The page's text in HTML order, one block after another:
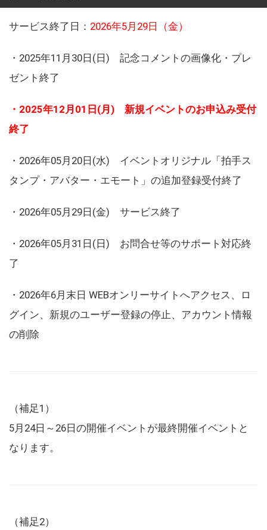
サービス終了日： 2026年5月29日（金）
・2025年11月30日(日) 記念コメントの画像化・プレ
ゼント終了
・2025年12月01日(月) 新規イベントのお申込み受付
終了
・2026年05月20日(水) イベントオリジナル「拍手ス
タンプ・アバター・エモート」の追加登録受付終了
・2026年05月29日(金) サービス終了
・2026年05月31日(日) お問合せ等のサポート対応終
了
・2026年6月末日 WEBオンリーサイトへアクセス、ロ
グイン、新規のユーザー登録の停止、アカウント情報
の削除
（補足1）
5月24日～26日の開催イベントが最終開催イベントと
なります。
（補足2）